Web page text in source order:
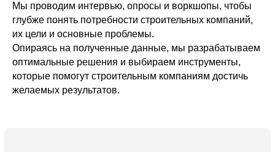
Мы проводим интервью, опросы и воркшопы, чтобы
глубже понять потребности строительных компаний,
их цели и основные проблемы.
Опираясь на полученные данные, мы разрабатываем
оптимальные решения и выбираем инструменты,
которые помогут строительным компаниям достичь
желаемых результатов.
Разработка
фирменного стиля для